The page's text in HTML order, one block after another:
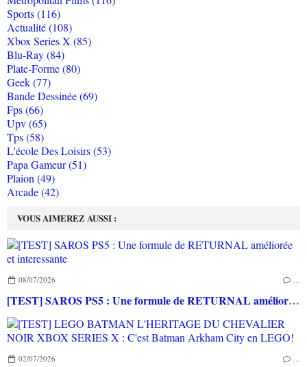
VOUS AIMEREZ AUSSI :
08/07/2026 …
[TEST] SAROS PS5 : Une formule de RETURNAL améliorée et interessante
02/07/2026 …
Sports (116)
Actualité (108)
Xbox Series X (85)
Blu-Ray (84)
Plate-Forme (80)
Geek (77)
Bande Dessinée (69)
Fps (66)
Upv (65)
Tps (58)
L'école Des Loisirs (53)
Papa Gameur (51)
Plaion (49)
Arcade (42)